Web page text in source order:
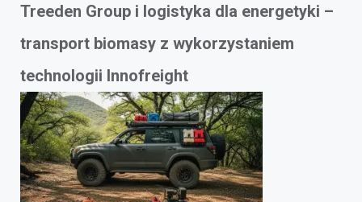
Treeden Group i logistyka dla energetyki –
transport biomasy z wykorzystaniem
technologii Innofreight